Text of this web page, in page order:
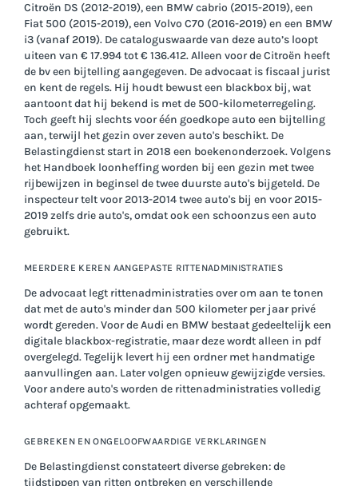
Citroën DS (2012-2019), een BMW cabrio (2015-2019), een
Fiat 500 (2015-2019), een Volvo C70 (2016-2019) en een BMW
i3 (vanaf 2019). De cataloguswaarde van deze auto’s loopt
uiteen van € 17.994 tot € 136.412. Alleen voor de Citroën heeft
de bv een bijtelling aangegeven. De advocaat is fiscaal jurist
en kent de regels. Hij houdt bewust een blackbox bij, wat
aantoont dat hij bekend is met de 500-kilometerregeling.
Toch geeft hij slechts voor één goedkope auto een bijtelling
aan, terwijl het gezin over zeven auto's beschikt. De
Belastingdienst start in 2018 een boekenonderzoek. Volgens
het Handboek loonheffing worden bij een gezin met twee
rijbewijzen in beginsel de twee duurste auto's bijgeteld. De
inspecteur telt voor 2013-2014 twee auto's bij en voor 2015-
2019 zelfs drie auto's, omdat ook een schoonzus een auto
gebruikt.
MEERDERE KEREN AANGEPASTE RITTENADMINISTRATIES
De advocaat legt rittenadministraties over om aan te tonen
dat met de auto's minder dan 500 kilometer per jaar privé
wordt gereden. Voor de Audi en BMW bestaat gedeeltelijk een
digitale blackbox-registratie, maar deze wordt alleen in pdf
overgelegd. Tegelijk levert hij een ordner met handmatige
aanvullingen aan. Later volgen opnieuw gewijzigde versies.
Voor andere auto's worden de rittenadministraties volledig
achteraf opgemaakt.
GEBREKEN EN ONGELOOFWAARDIGE VERKLARINGEN
De Belastingdienst constateert diverse gebreken: de
tijdstippen van ritten ontbreken en verschillende